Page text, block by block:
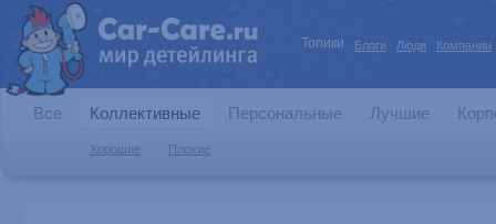
Топики Блоги Люди Компании
Все Коллективные
Хорошие Плохие
Персональные Лучшие